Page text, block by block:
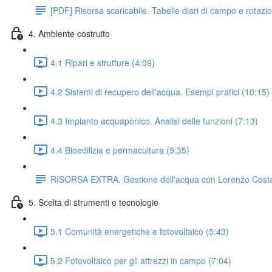
[PDF] Risorsa scaricabile. Tabelle diari di campo e
4. Ambiente costruito
4.1 Ripari e strutture (4:09)
4.2 Sistemi di recupero dell'acqua. Esempi pratici (10:15)
4.3 Impianto acquaponico. Analisi delle funzioni (7:13)
4.4 Bioedilizia e permacultura (9:35)
RISORSA EXTRA. Gestione dell'acqua con Lorenzo
5. Scelta di strumenti e tecnologie
5.1 Comunità energetiche e fotovoltaico (5:43)
5.2 Fotovoltaico per gli attrezzi in campo (7:04)